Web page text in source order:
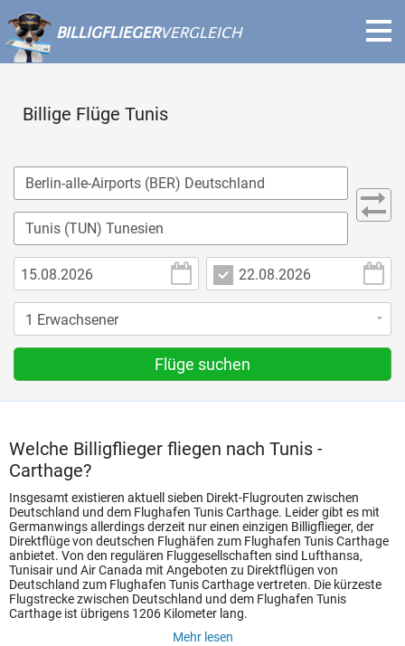
BILLIGFLIEGERVERGLEICH
Billige Flüge Tunis
Flüge suchen
Welche Billigflieger fliegen nach Tunis -
Carthage?
Insgesamt existieren aktuell sieben Direkt-Flugrouten zwischen
Deutschland und dem Flughafen Tunis Carthage. Leider gibt es mit
Germanwings allerdings derzeit nur einen einzigen Billigflieger, der
Direktflüge von deutschen Flughäfen zum Flughafen Tunis Carthage
anbietet. Von den regulären Fluggesellschaften sind Lufthansa,
Tunisair und Air Canada mit Angeboten zu Direktflügen von
Deutschland zum Flughafen Tunis Carthage vertreten. Die kürzeste
Flugstrecke zwischen Deutschland und dem Flughafen Tunis
Carthage ist übrigens 1206 Kilometer lang.
Mehr lesen